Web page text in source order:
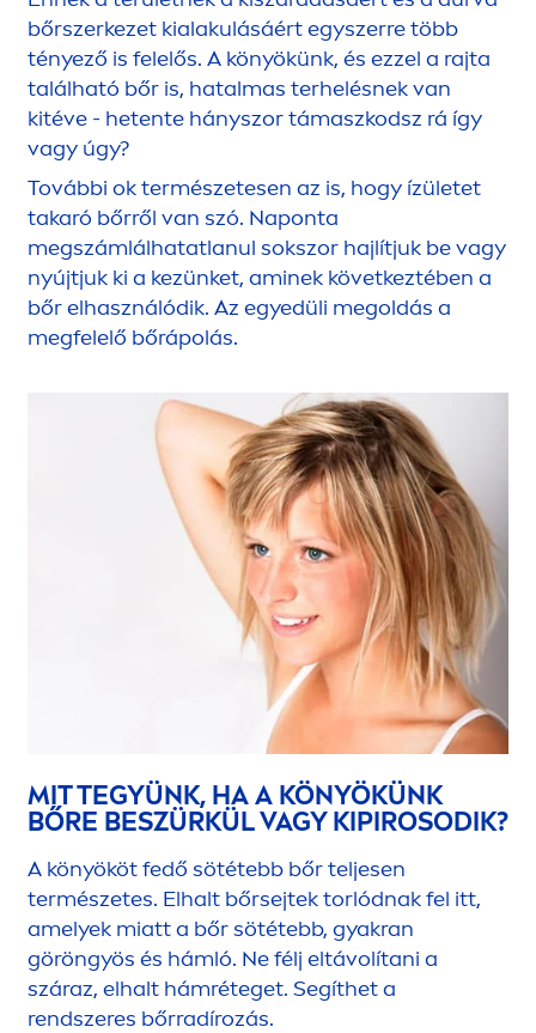
bőrszerkezet kialakulásáért egyszerre több
tényező is felelős. A könyökünk, és ezzel a rajta
található bőr is, hatalmas terhelésnek van
kitéve - hetente hányszor támaszkodsz rá így
vagy úgy?
További ok természetesen az is, hogy ízületet
takaró bőrről van szó. Naponta
megszámlálhatatlanul sokszor hajlítjuk be vagy
nyújtjuk ki a kezünket, aminek következtében a
bőr elhasználódik. Az egyedüli megoldás a
megfelelő bőrápolás.
MIT TEGYÜNK, HA A KÖNYÖKÜNK
BŐRE BESZÜRKÜL VAGY KIPIROSODIK?
A könyököt fedő sötétebb bőr teljesen
természetes. Elhalt bőrsejtek torlódnak fel itt,
amelyek miatt a bőr sötétebb, gyakran
göröngyös és hámló. Ne félj eltávolítani a
száraz, elhalt hámréteget. Segíthet a
rendszeres bőrradírozás.